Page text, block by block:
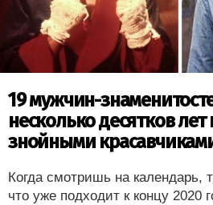
19 мужчин-
несколько десятков
знойными
Когда смотришь на календарь,
что уже подходит к концу 2020